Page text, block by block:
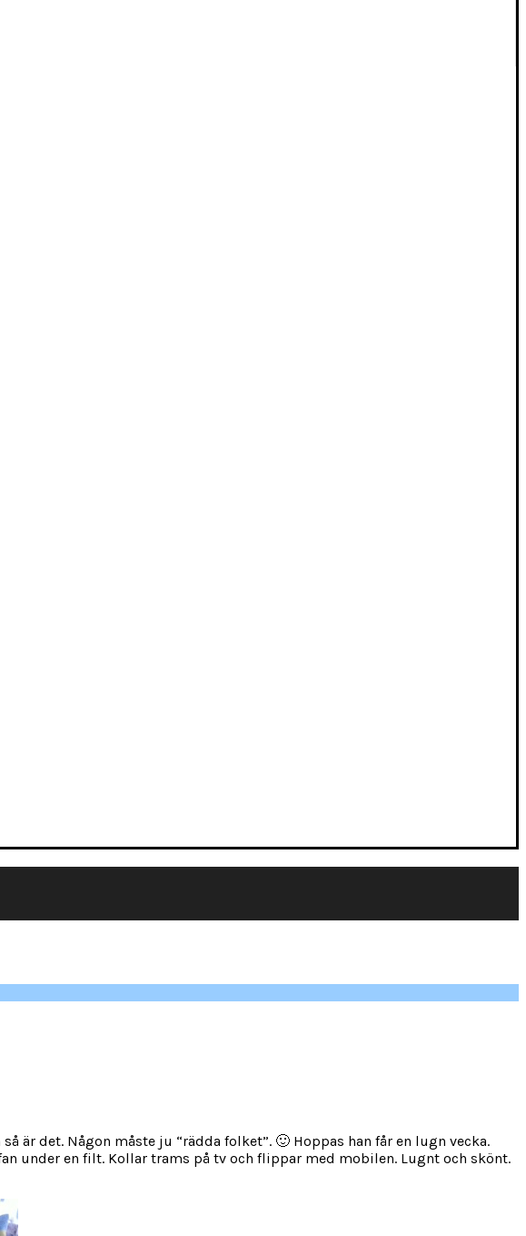
är det. Någon måste ju “rädda folket”. 🙂 Hoppas han får en lugn vecka.
under en filt. Kollar trams på tv och flippar med mobilen. Lugnt och skönt.